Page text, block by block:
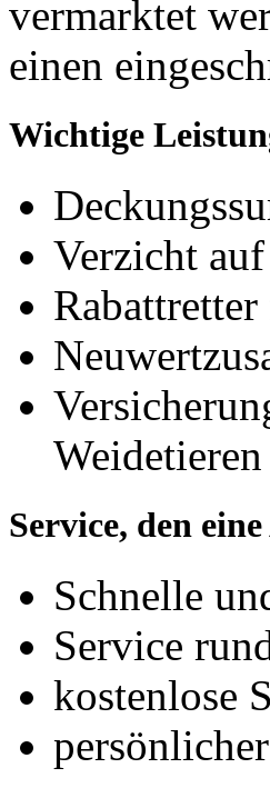
vermarktet
einen
Wichtige
Verzicht
Weidetieren
Service, den
Schnelle
Service
kostenlose